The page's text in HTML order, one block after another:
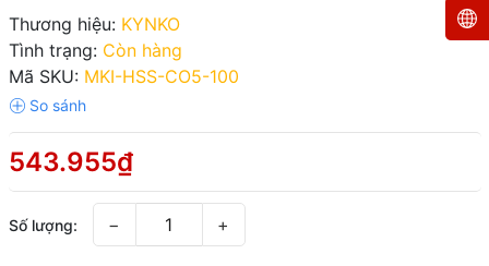
Thương hiệu: KYNKO
Tình trạng: Còn hàng
Mã SKU: MKI-HSS-CO5-100
543.955₫
Số lượng: − +